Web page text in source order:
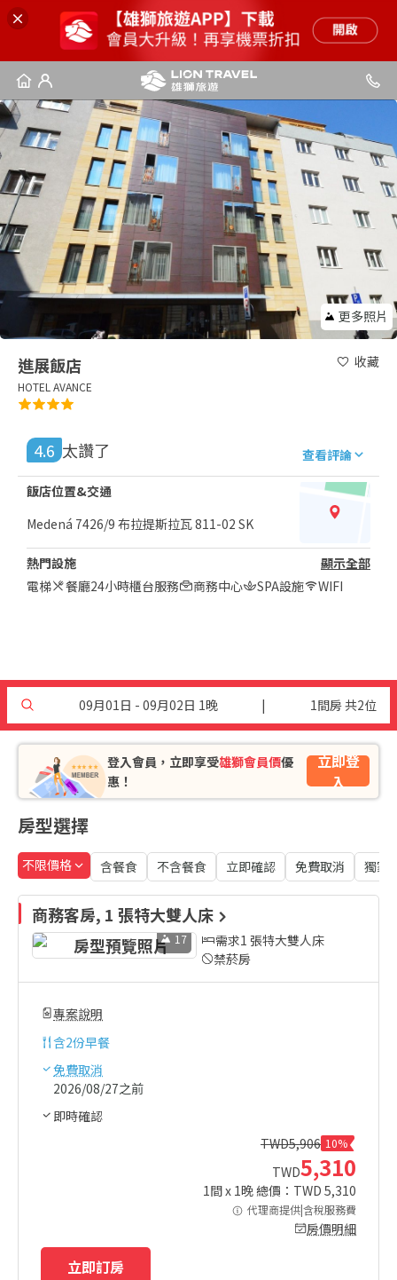
更多照片
進展飯店
HOTEL AVANCE
收藏
4.6 太讚了 查看評論
飯店位置&交通
Medená 7426/9 布拉提斯拉瓦 811-02 SK
熱門設施
顯示全部
電梯
餐廳24小時櫃台服務 商務中心 SPA設施 WIFI
09月01日 - 09月02日 1晚 | 1間房 共2位
登入會員，立即享受雄獅會員價優
惠！
立即登
入
房型選擇
不限價格 含餐食 不含餐食 立即確認 免費取消 獨家
商務客房, 1 張特大雙人床
17
需求1 張特大雙人床
禁菸房
專案說明
含2份早餐
免費取消
2026/08/27之前
即時確認
TWD5,906 10%
TWD5,310
1間 x 1晚 總價：TWD 5,310
代理商提供|含稅服務費
房價明細
立即訂房